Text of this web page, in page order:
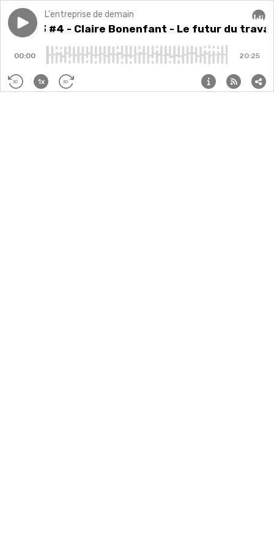
Play episodeSaison 3 #4 - Claire Bonenfant - Le futur du travail
L'entreprise de demain
Saison 3 #4 - Claire Bonenfant - Le futur du
00:00 20:25
30 1x 30